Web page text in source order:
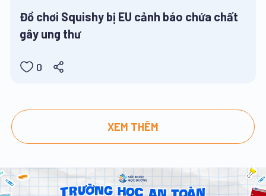
Đồ chơi Squishy bị EU cảnh báo chứa chất
gây ung thư
0
XEM THÊM